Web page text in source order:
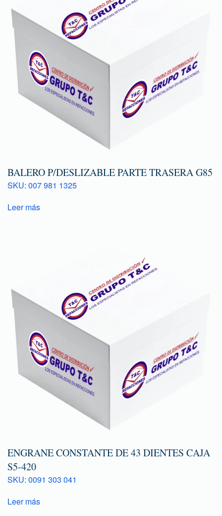
BALERO P/DESLIZABLE PARTE TRASERA G85
SKU: 007 981 1325
Leer más
ENGRANE CONSTANTE DE 43 DIENTES CAJA
S5-420
SKU: 0091 303 041
Leer más